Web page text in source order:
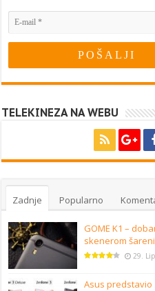
TELEKINEZA NA WEBU
Zadnje Popularno
GOME K1 –
skenerom
29.
Asus predstavio